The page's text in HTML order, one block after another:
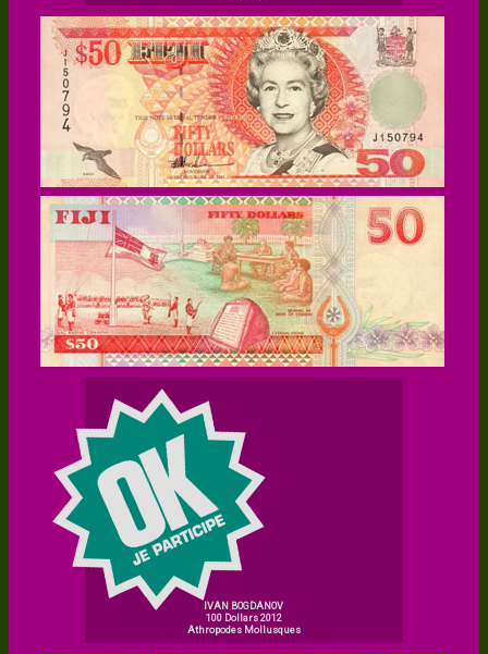
IVAN BOGDANOV
100 Dollars 2012
Athropodes Mollusques